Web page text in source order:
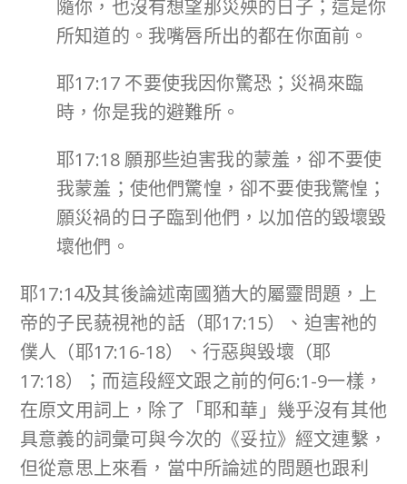
隨你，也沒有想望那災殃的日子；這是你
所知道的。我嘴唇所出的都在你面前。
耶17:17 不要使我因你驚恐；災禍來臨
時，你是我的避難所。
耶17:18 願那些迫害我的蒙羞，卻不要使
我蒙羞；使他們驚惶，卻不要使我驚惶；
願災禍的日子臨到他們，以加倍的毀壞毀
壞他們。
耶17:14及其後論述南國猶大的屬靈問題，上
帝的子民藐視祂的話（耶17:15）、迫害祂的
僕人（耶17:16-18）、行惡與毀壞（耶
17:18）；而這段經文跟之前的何6:1-9一樣，
在原文用詞上，除了「耶和華」幾乎沒有其他
具意義的詞彙可與今次的《妥拉》經文連繫，
但從意思上來看，當中所論述的問題也跟利